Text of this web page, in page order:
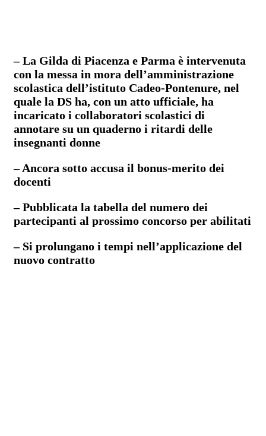
– La Gilda di Piacenza e Parma è intervenuta
con la messa in mora dell’amministrazione
scolastica dell’istituto Cadeo-Pontenure, nel
quale la DS ha, con un atto ufficiale, ha
incaricato i collaboratori scolastici di
annotare su un quaderno i ritardi delle
insegnanti donne
– Ancora sotto accusa il bonus-merito dei
docenti
– Pubblicata la tabella del numero dei
partecipanti al prossimo concorso per abilitati
– Si prolungano i tempi nell’applicazione del
nuovo contratto